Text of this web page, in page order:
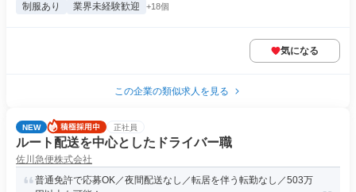
制服あり 業界未経験歓迎 +18個
気になる
この企業の類似求人を見る
NEW 正社員
ルート配送を中心としたドライバー職
佐川急便株式会社
普通免許で応募OK／夜間配送なし／転居を伴う転勤なし／503万